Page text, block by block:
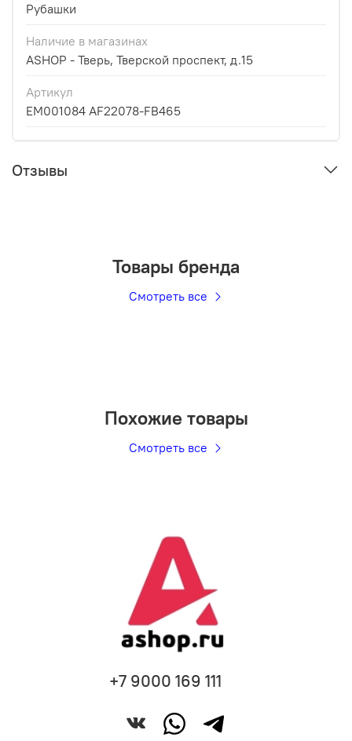
Рубашки
Наличие в магазинах
ASHOP - Тверь, Тверской проспект, д.15
Артикул
EM001084 AF22078-FB465
Отзывы
Товары бренда
Смотреть все
Похожие товары
Смотреть все
+7 9000 169 111